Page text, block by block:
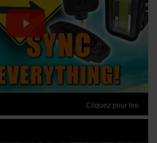
Cliquez pour lire